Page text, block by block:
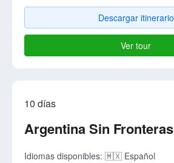
Descargar itinerario
Ver tour
10 días
Argentina Sin Fronteras
Idiomas disponibles: 🇲🇽 Español